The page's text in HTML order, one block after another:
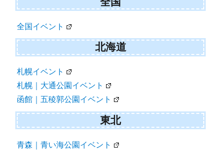
ン
全国イベント
北海道
札幌イベント
札幌｜大通公園イベント
函館｜五稜郭公園イベント
東北
青森｜青い海公園イベント